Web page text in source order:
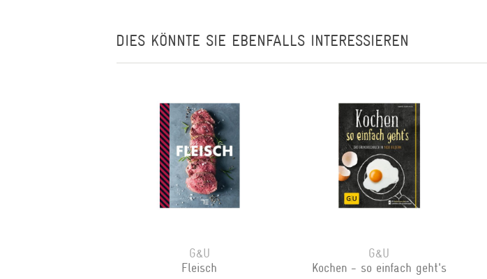
DIES KÖNNTE SIE EBENFALLS INTERESSIEREN
G&U
Fleisch
G&U
Kochen - so einfach geht's